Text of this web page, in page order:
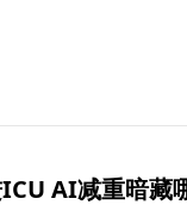
AI减重暗藏